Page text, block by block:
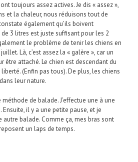
toujours assez actives. Je dis « assez »,
et la chaleur, nous réduisons tout de
également qu’ils boivent
3 litres est juste suffisant pour les 2
le problème de tenir les chiens en
Là, c’est assez la « galère », car un
être attaché. Le chien est descendant du
(Enfin pas tous). De plus, les chiens
leur nature.
méthode de balade. J’effectue une à une
il y a une petite pause, et je
autre balade. Comme ça, mes bras sont
un laps de temps.